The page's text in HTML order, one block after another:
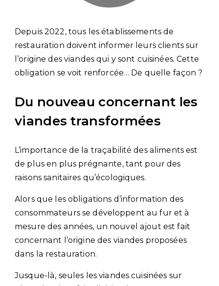
Depuis 2022, tous les établissements de
restauration doivent informer leurs clients sur
l’origine des viandes qui y sont cuisinées. Cette
obligation se voit renforcée… De quelle façon ?
Du nouveau concernant les
viandes transformées
L’importance de la traçabilité des aliments est
de plus en plus prégnante, tant pour des
raisons sanitaires qu’écologiques.
Alors que les obligations d’information des
consommateurs se développent au fur et à
mesure des années, un nouvel ajout est fait
concernant l’origine des viandes proposées
dans la restauration.
Jusque-là, seules les viandes cuisinées sur